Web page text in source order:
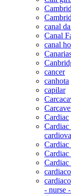
canal
Canal
canal
cancer
canhota
capilar
Cardiac
Cardiac
cardiaco
- nurse